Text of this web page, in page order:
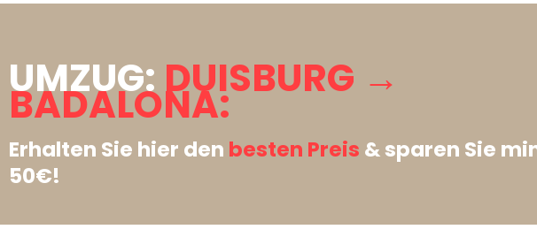
UMZUG: DUISBURG →
BADALONA:
Erhalten Sie hier den besten Preis & sparen Sie
50€!